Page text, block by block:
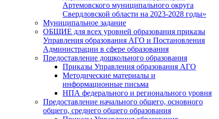
Артемовского муниципального округа
Свердловской области на 2023-2028 годы»
Муниципальное задание
ОБЩИЕ для всех уровней образования приказы
Управления образования АГО и Постановления
Администрации в сфере образования
Предоставление дошкольного образования
Приказы Управления образования АГО
Методические материалы и
информационные письма
НПА федерального и регионального уровня
Предоставление начального общего, основного
общего, среднего общего образования